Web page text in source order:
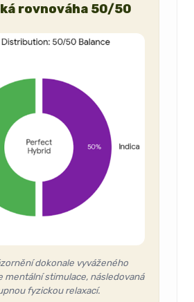
rovnováha 50/50
dokonale vyváženého
mentální stimulace, následovaná
fyzickou relaxací.